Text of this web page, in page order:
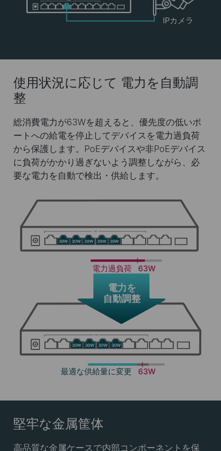
IPカメラ
電力過負荷 63W
電力を
自動調整
最適な供給量に変更 63W
使用状況に応じて 電力を自動調
整
総消費電力が63Wを超えると、優先度の低いポ
ートへの給電を停止してデバイスを電力過負荷
から保護します。PoEデバイスや非PoEデバイス
に負荷がかかり過ぎないよう調整しながら、必
要な電力を自動で検出・供給します。
堅牢な金属筐体
高品質な金属ケースで内部コンポーネントを保